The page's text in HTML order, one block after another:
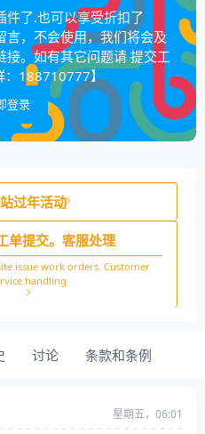
件了.也可以享受折扣了
，不会使用，我们将会及
接。如有其它问题请提交工
188710777】
登录
过年活动
单提交。客服处理
issue work orders. Customer
handling
讨论 条款和条例
星期五，06:01